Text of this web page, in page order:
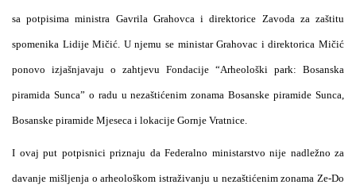
sa potpisima ministra Gavrila Grahovca i direktorice Zavoda za zaštitu
spomenika Lidije Mičić. U njemu se ministar Grahovac i direktorica Mičić
ponovo izjašnjavaju o zahtjevu Fondacije “Arheološki park: Bosanska
piramida Sunca” o radu u nezaštićenim zonama Bosanske piramide Sunca,
Bosanske piramide Mjeseca i lokacije Gornje Vratnice.
I ovaj put potpisnici priznaju da Federalno ministarstvo nije nadležno za
davanje mišljenja o arheološkom istraživanju u nezaštićenim zonama Ze-Do